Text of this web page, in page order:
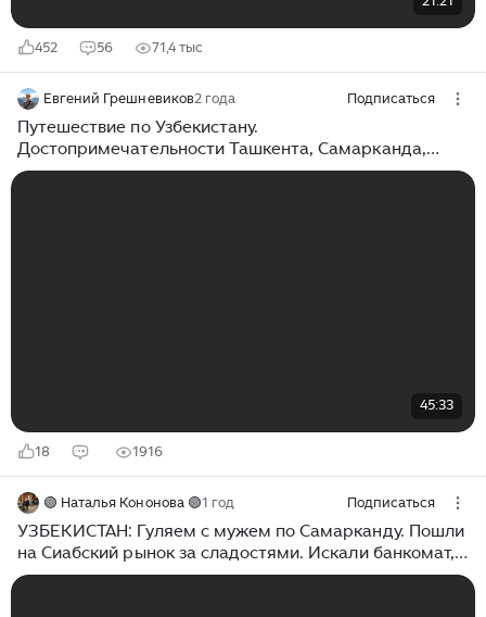
452 56 71,4 тыс
Евгений Грешневиков2 года Подписаться
Путешествие по Узбекистану.
Достопримечательности Ташкента, Самарканда,
Бухары. Что посмотреть?
45:33
18 1916
🟢 Наталья Кононова 🟢1 год Подписаться
УЗБЕКИСТАН: Гуляем с мужем по Самарканду. Пошли
на Сиабский рынок за сладостями. Искали банкомат,
нашли Регистан